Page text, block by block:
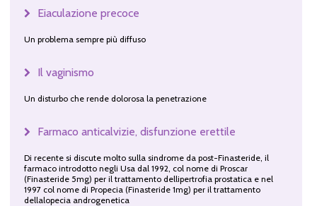
Eiaculazione precoce
Un problema sempre più diffuso
Il vaginismo
Un disturbo che rende dolorosa la penetrazione
Farmaco anticalvizie, disfunzione erettile
Di recente si discute molto sulla sindrome da post-Finasteride, il
farmaco introdotto negli Usa dal 1992, col nome di Proscar
(Finasteride 5mg) per il trattamento dellipertrofia prostatica e nel
1997 col nome di Propecia (Finasteride 1mg) per il trattamento
dellalopecia androgenetica